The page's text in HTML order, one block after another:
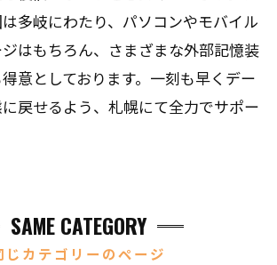
多岐にわたり、パソコンやモバイル
はもちろん、さまざまな外部記憶装
意としております。一刻も早くデー
戻せるよう、札幌にて全力でサポー
じカテゴリーのページ
SAME CATEGORY